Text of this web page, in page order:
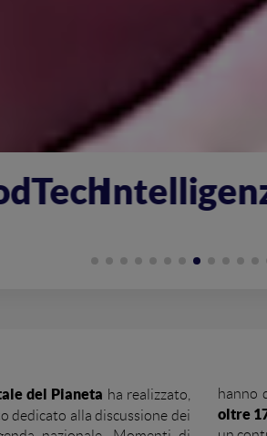
del Pianeta ha realizzato,
dedicato alla discussione dei
hanno
oltre